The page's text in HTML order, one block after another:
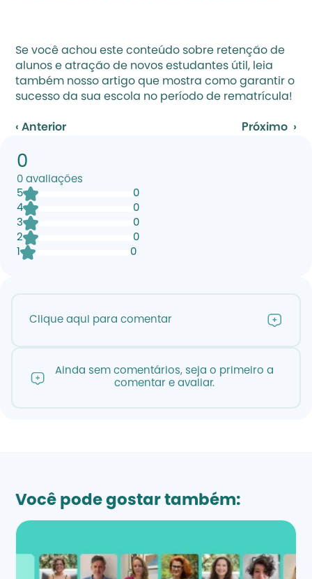
Se você achou este conteúdo sobre retenção de
alunos e atração de novos estudantes útil, leia
também nosso artigo que mostra como garantir o
sucesso da sua escola no período de rematrícula!
‹ Anterior Próximo  ›
0
0 avaliações
5
0
4
0
3
0
2
0
1
0
Clique aqui para comentar
Ainda sem comentários, seja o primeiro a
comentar e avaliar.
Você pode gostar também: